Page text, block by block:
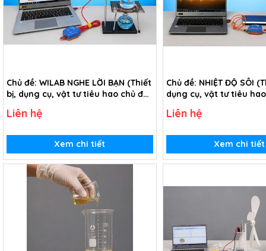
Chủ đề: WILAB NGHE LỜI BẠN (Thiết
bị, dụng cụ, vật tư tiêu hao chủ đề
Liên hệ
Xem chi tiết
Chủ đề: NHIỆT ĐỘ SÔI
dụng cụ, vật tư tiêu
Liên hệ
Xem chi tiết